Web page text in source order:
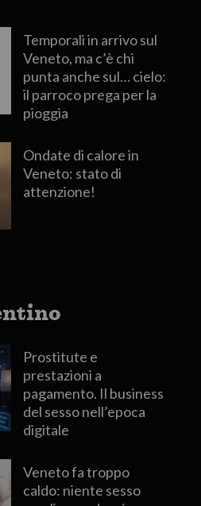
Temporali in arrivo sul
Veneto, ma c’è chi
punta anche sul… cielo:
il parroco prega per la
pioggia
Ondate di calore in
Veneto: stato di
attenzione!
Prostitute e
prestazioni a
pagamento. Il business
del sesso nell’epoca
digitale
Veneto fa troppo
caldo: niente sesso